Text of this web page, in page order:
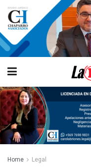
Home Legal